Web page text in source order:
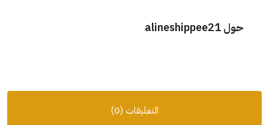
حول alineshippee21
التعليقات (0)